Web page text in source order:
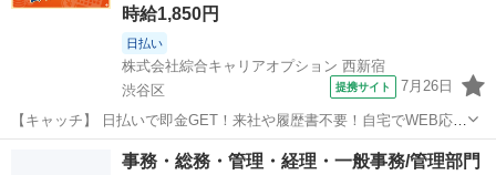
時給1,850円
日払い
株式会社綜合キャリアオプション 西新宿
渋谷区
提携サイト 7月26日
【キャッチ】 日払いで即金GET！来社や履歴書不要！自宅でWEB応
募！高時給1850円！「データの電話対応/発注」20代～40代のスタッフ
さん中心に大活躍中！ 【コメント】 ＼★☆大人気のオフィスワーク案
渋谷区 その他
事務・総務・管理・経理・一般事務/管理部門